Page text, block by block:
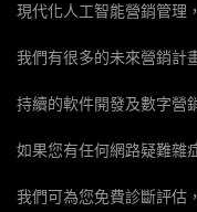
現代化人工智能營銷管理
我們有很多的未來營銷計
持續的軟件開發及數字營
如果您有任何網路疑難雜
我們可為您免費診斷評估